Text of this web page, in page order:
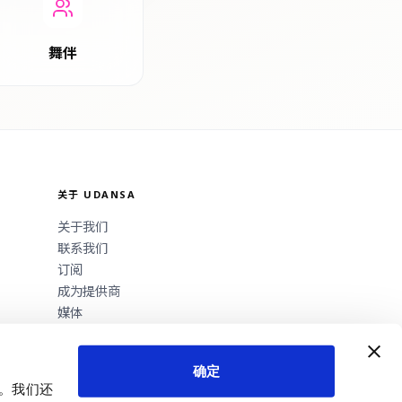
我们还
确定
舞伴
关于 UDANSA
关于我们
联系我们
订阅
成为提供商
媒体
隐私政策条款法律声明Cookie 设置